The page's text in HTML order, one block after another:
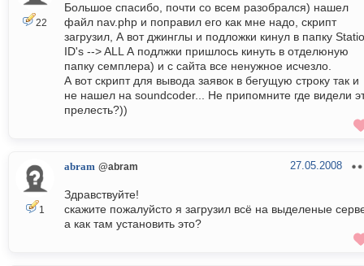
22
Большое спасибо, почти со всем разобрался) нашел
файл nav.php и поправил его как мне надо, скрипт
загрузил, А вот джинглы и подложки кинул в папку
ID's --> ALL А подлжки пришлось кинуть в отделюную
папку семплера) и с сайта все ненужное исчезло.
А вот скрипт для вывода заявок в бегущую строку так и
не нашел на soundcoder... Не припомните где видели
прелесть?))
1
abram @abram 27.05.2008
Здравствуйте!
скажите пожалуйсто я загрузил всё на выделеные
а как там установить это?